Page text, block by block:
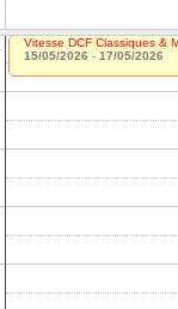
Vitesse DCF Classiques &
15/05/2026 - 17/05/2026